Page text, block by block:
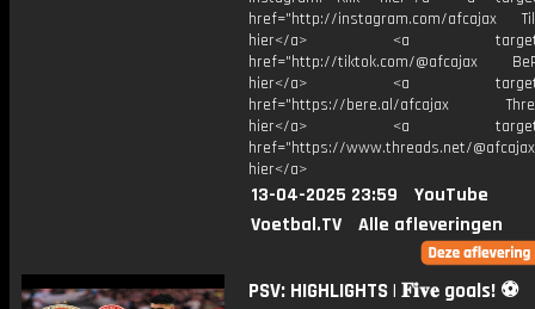
href="http://instagram.com/afcajax
hier</a> <a
href="http://tiktok.com/@afcajax
hier</a> <a
href="https://bere.al/afcajax
hier</a> <a
href="https://www.threads.net/
hier</a>
13-04-2025 23:59
YouTube
Voetbal.TV
Alle afleveringen
PSV: HIGHLIGHTS | 𝐅𝐢𝐯𝐞 goals! ⚽️